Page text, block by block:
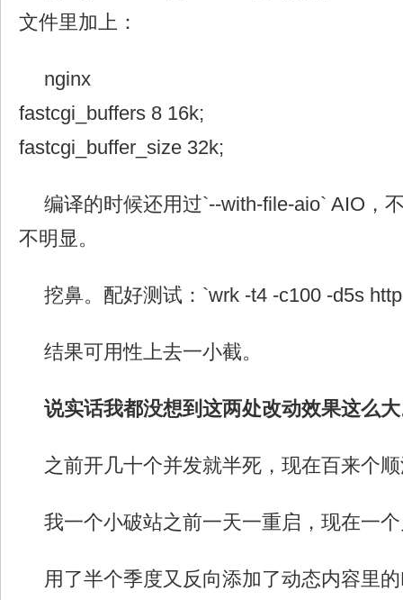
文件里加上：
nginx
fastcgi_buffers 8 16k;
fastcgi_buffer_size 32k;
编译的时候还用过`--with-file-aio` AIO，
不明显。
挖鼻。配好测试：`wrk -t4 -c100 -d5s
结果可用性上去一小截。
说实话我都没想到这两处改动效果这么
之前开几十个并发就半死，现在百来个
我一个小破站之前一天一重启，现在一
用了半个季度又反向添加了动态内容里